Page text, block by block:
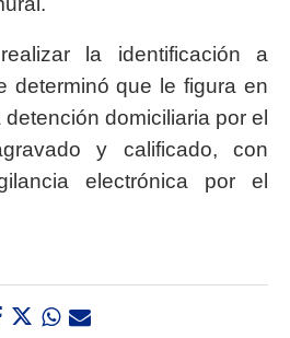
la identificación a
determinó que le figura en
domiciliaria por el
y calificado, con
electrónica por el